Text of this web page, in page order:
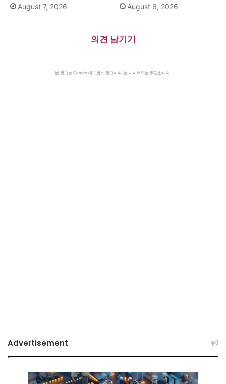
August 7, 2026 August 6, 2026
의견 남기기
본 광고는 Google 애드센스 광고이며, 본 사이트와는 무관합니다.
Advertisement